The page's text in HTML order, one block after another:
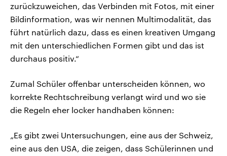
zurückzuweichen, das Verbinden mit Fotos, mit einer
Bildinformation, was wir nennen Multimodalität, das
führt natürlich dazu, dass es einen kreativen Umgang
mit den unterschiedlichen Formen gibt und das ist
durchaus positiv.“
Zumal Schüler offenbar unterscheiden können, wo
korrekte Rechtschreibung verlangt wird und wo sie
die Regeln eher locker handhaben können:
„Es gibt zwei Untersuchungen, eine aus der Schweiz,
eine aus den USA, die zeigen, dass Schülerinnen und